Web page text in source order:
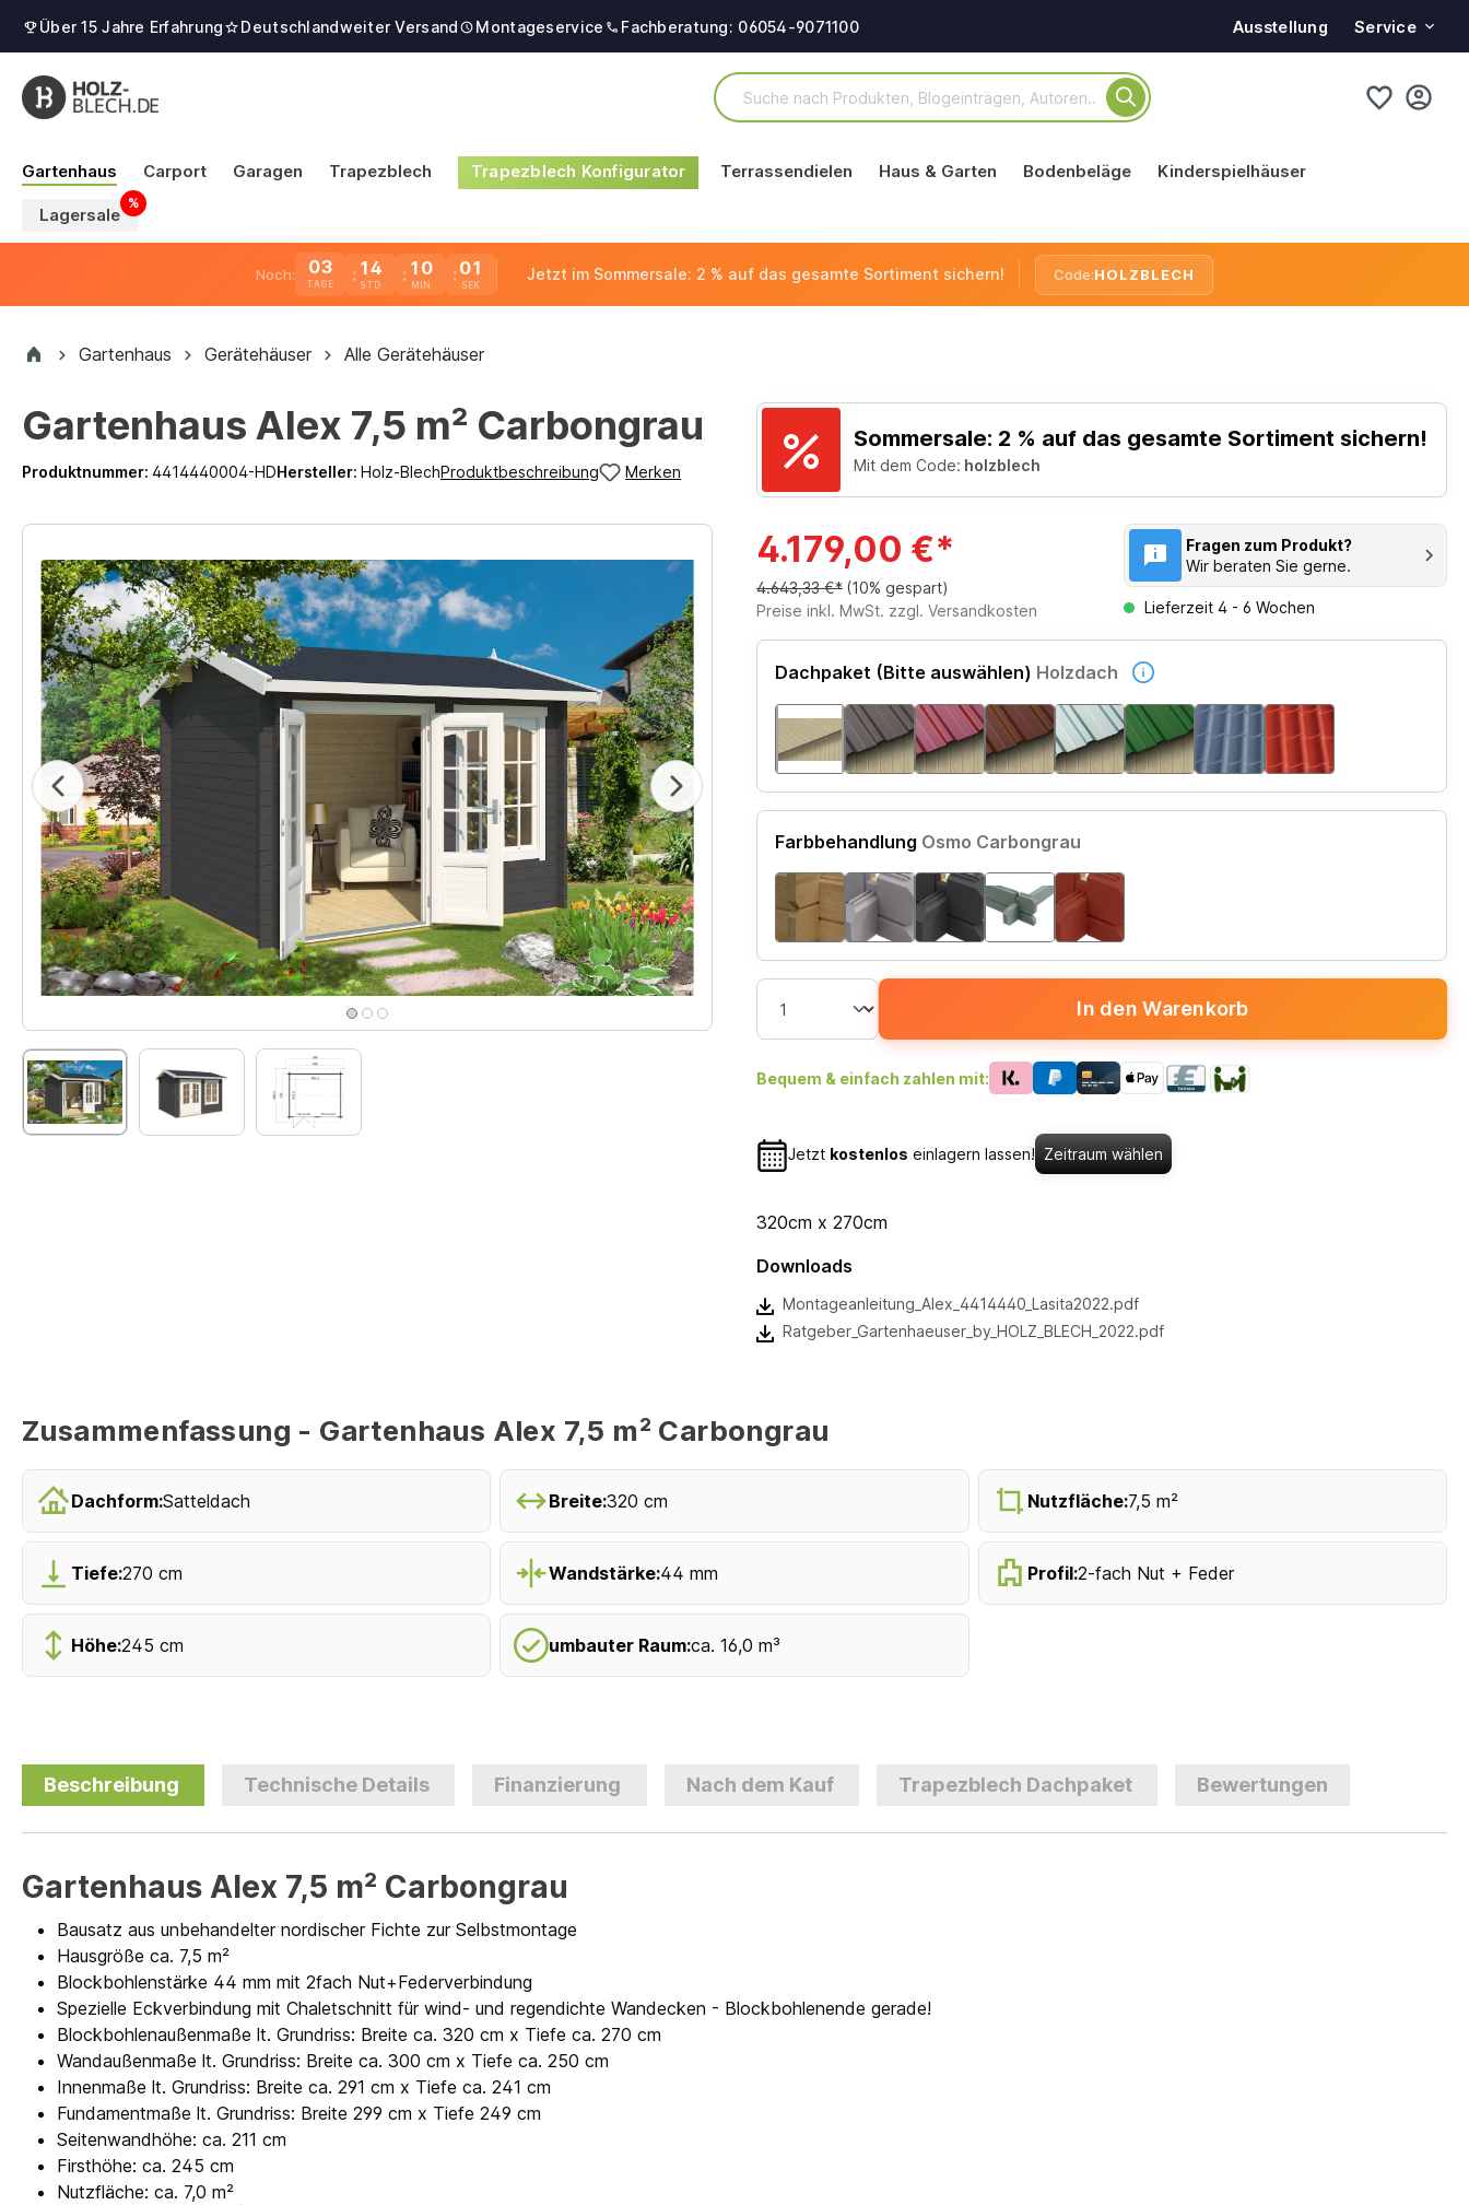
Über 15 Jahre Erfahrung Deutschlandweiter Versand Montageservice Fachberatung: 06054-9071100 Ausstellung Service
Gartenhaus Carport Garagen Trapezblech Trapezblech Konfigurator Terrassendielen Haus & Garten Bodenbeläge Kinderspielhäuser
Lagersale
Noch: 03
TAGE
14 10 00 Jetzt im Sommersale: 2 % auf das gesamte Sortiment sichern! Code:HOLZBLECH
Gartenhaus Gerätehäuser Alle Gerätehäuser
Gartenhaus Alex 7,5 m² Carbongrau
Produktnummer: 4414440004-HDHersteller: Holz-BlechProduktbeschreibung Merken
Sommersale: 2 % auf das gesamte Sortiment sichern!
Mit dem Code: holzblech
4.179,00 €*
4.643,33 €* (10% gespart)
Preise inkl. MwSt. zzgl. Versandkosten
Fragen zum Produkt?
Wir beraten Sie gerne.
Lieferzeit 4 - 6 Wochen
Dachpaket (Bitte auswählen) Holzdach
Farbbehandlung Osmo Carbongrau
In den Warenkorb
Bequem & einfach zahlen mit:
Jetzt kostenlos einlagern lassen! Zeitraum wählen
320cm x 270cm
Downloads
Montageanleitung_Alex_4414440_Lasita2022.pdf
Ratgeber_Gartenhaeuser_by_HOLZ_BLECH_2022.pdf
Zusammenfassung - Gartenhaus Alex 7,5 m² Carbongrau
Dachform:Satteldach Breite:320 cm Nutzfläche:7,5 m²
Tiefe:270 cm Wandstärke:44 mm Profil:2-fach Nut + Feder
Höhe:245 cm umbauter Raum:ca. 16,0 m³
Beschreibung Technische Details Finanzierung Nach dem Kauf Trapezblech Dachpaket Bewertungen
Gartenhaus Alex 7,5 m² Carbongrau
Bausatz aus unbehandelter nordischer Fichte zur Selbstmontage
Hausgröße ca. 7,5 m²
Blockbohlenstärke 44 mm mit 2fach Nut+Federverbindung
Spezielle Eckverbindung mit Chaletschnitt für wind- und regendichte Wandecken - Blockbohlenende gerade!
Blockbohlenaußenmaße lt. Grundriss: Breite ca. 320 cm x Tiefe ca. 270 cm
Wandaußenmaße lt. Grundriss: Breite ca. 300 cm x Tiefe ca. 250 cm
Innenmaße lt. Grundriss: Breite ca. 291 cm x Tiefe ca. 241 cm
Fundamentmaße lt. Grundriss: Breite 299 cm x Tiefe 249 cm
Seitenwandhöhe: ca. 211 cm
Firsthöhe: ca. 245 cm
Nutzfläche: ca. 7,0 m²